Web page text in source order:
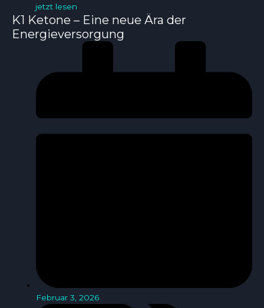
jetzt lesen
K1 Ketone – Eine neue Ära der
Energieversorgung
Februar 3, 2026